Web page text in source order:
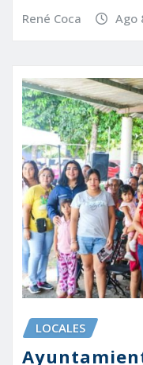
René Coca Ago
LOCALES